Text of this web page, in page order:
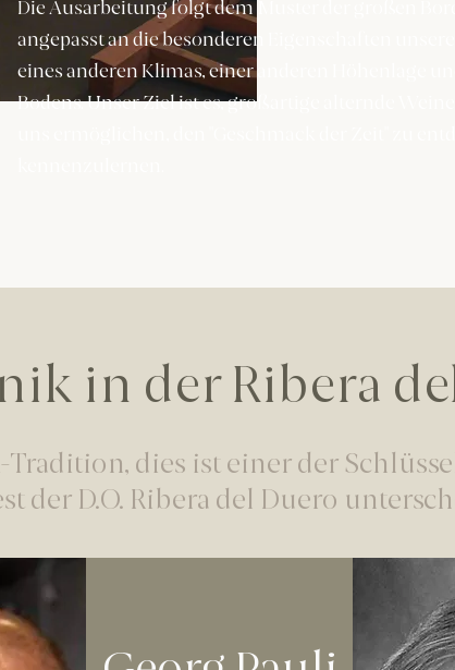
Die Ausarbeitung folgt dem Muster der großen
angepasst an die besonderen Eigenschaften
eines anderen Klimas, einer anderen Höhenlage
Bodens. Unser Ziel ist es, großartige alternde Weine
in der Ribera
dies ist einer der
der D.O. Ribera del Duero